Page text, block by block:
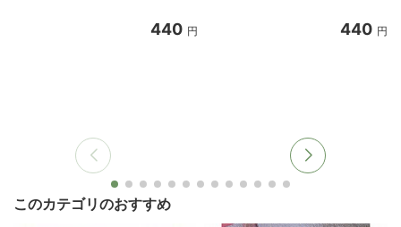
440 円 440 円
このカテゴリのおすすめ